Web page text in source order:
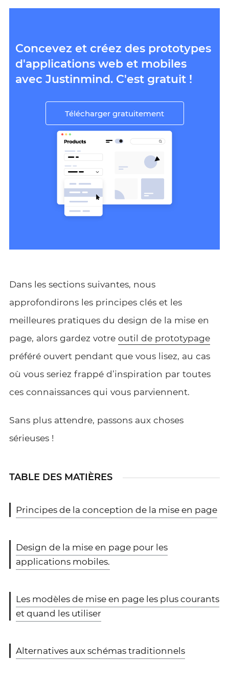
Concevez et créez des prototypes
d'applications web et mobiles
avec Justinmind. C'est gratuit !
Télécharger gratuitement
Dans les sections suivantes, nous
approfondirons les principes clés et les
meilleures pratiques du design de la mise en
page, alors gardez votre outil de prototypage
préféré ouvert pendant que vous lisez, au cas
où vous seriez frappé d’inspiration par toutes
ces connaissances qui vous parviennent.
Sans plus attendre, passons aux choses
sérieuses !
TABLE DES MATIÈRES
Principes de la conception de la mise en page
Design de la mise en page pour les
applications mobiles.
Les modèles de mise en page les plus courants
et quand les utiliser
Alternatives aux schémas traditionnels